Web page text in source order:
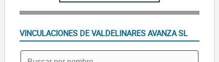
VINCULACIONES DE VALDELINARES AVANZA SL